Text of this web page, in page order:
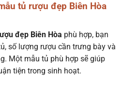
tủ rượu đẹp Biên Hòa
đẹp Biên Hòa phù hợp, bạn
số lượng rượu cần trưng bày và
Một mẫu tủ phù hợp sẽ giúp
tiện trong sinh hoạt.